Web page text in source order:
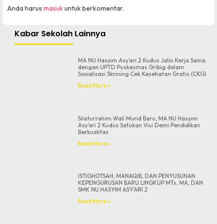
Anda harus masukuntuk berkomentar.
Kabar Sekolah Lainnya
MA NU Hasyim Asy’ari 2 Kudus Jalin Kerja Sama
dengan UPTD Puskesmas Gribig dalam
Sosialisasi Skrining Cek Kesehatan Gratis (CKG)
Read More »
Silaturrahim Wali Murid Baru, MA NU Hasyim
Asy’ari 2 Kudus Satukan Visi Demi Pendidikan
Berkualitas
Read More »
ISTIGHOTSAH, MANAQIB, DAN PENYUSUNAN
KEPENGURUSAN BARU LINGKUP MTs, MA, DAN
SMK NU HASYIM ASY’ARI 2
Read More »